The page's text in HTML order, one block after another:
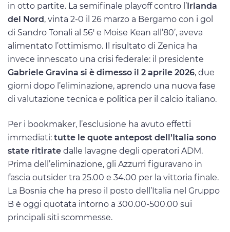
in otto partite. La semifinale playoff contro l’Irlanda
del Nord, vinta 2-0 il 26 marzo a Bergamo con i gol
di Sandro Tonali al 56′ e Moise Kean all’80’, aveva
alimentato l’ottimismo. Il risultato di Zenica ha
invece innescato una crisi federale: il presidente
Gabriele Gravina si è dimesso il 2 aprile 2026, due
giorni dopo l’eliminazione, aprendo una nuova fase
di valutazione tecnica e politica per il calcio italiano.
Per i bookmaker, l’esclusione ha avuto effetti
immediati: tutte le quote antepost dell’Italia sono
state ritirate dalle lavagne degli operatori ADM.
Prima dell’eliminazione, gli Azzurri figuravano in
fascia outsider tra 25.00 e 34.00 per la vittoria finale.
La Bosnia che ha preso il posto dell’Italia nel Gruppo
B è oggi quotata intorno a 300.00-500.00 sui
principali siti scommesse.